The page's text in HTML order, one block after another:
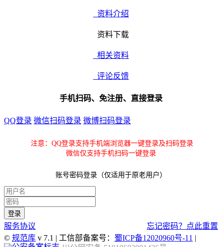
资料介绍
资料下载
相关资料
评论反馈
手机扫码、免注册、直接登录
QQ登录 微信扫码登录 微博扫码登录
注意：QQ登录支持手机端浏览器一键登录及扫码登录
微信仅支持手机扫码一键登录
账号密码登录（仅适用于原老用户）
服务协议
忘记密码？点此重置
© 规范库 v 7.1 | 工信部备案号： 蜀ICP备12020960号-11 |